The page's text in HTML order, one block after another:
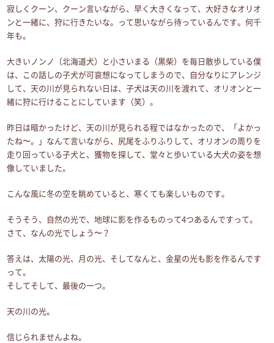
寂しくクーン、クーン言いながら、早く大きくなって、大好きなオリオ
ンと一緒に、狩に行きたいな。って思いながら待っているんです。何千
年も。
大きいノンノ（北海道犬）と小さいまる（黒柴）を毎日散歩している僕
は、この話しの子犬が可哀想になってしまうので、自分なりにアレンジ
して、天の川が見られない日は、子犬は天の川を渡れて、オリオンと一
緒に狩に行けることにしています（笑）。
昨日は暗かったけど、天の川が見られる程ではなかったので、「よかっ
たね〜。」なんて言いながら、尻尾をふりふりして、オリオンの周りを
走り回っている子犬と、獲物を探して、堂々と歩いている大犬の姿を想
像していました。
こんな風に冬の空を眺めていると、寒くても楽しいものです。
そうそう、自然の光で、地球に影を作るものって4つあるんですって。
さて、なんの光でしょう〜？
答えは、太陽の光、月の光、そしてなんと、金星の光も影を作るんです
って。
そしてそして、最後の一つ。
天の川の光。
信じられませんよね。